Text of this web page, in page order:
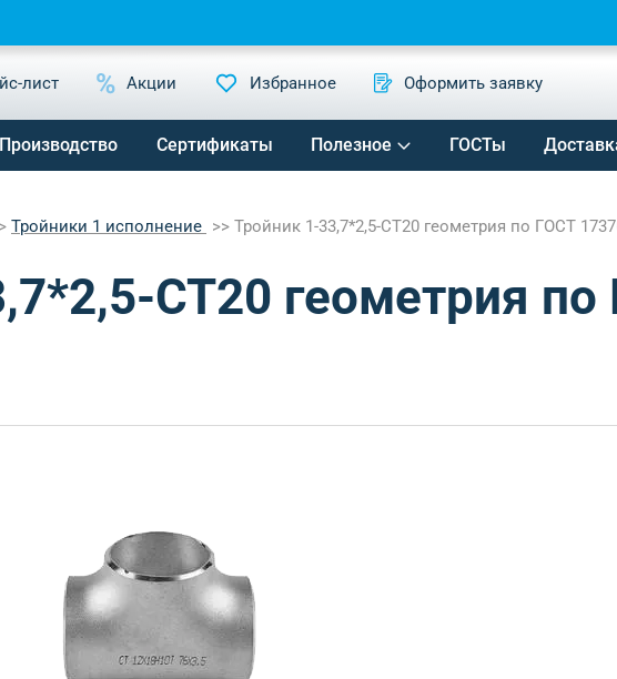
лист Акции Избранное Оформить заявку
Производство Сертификаты Полезное ГОСТы
Тройники 1 исполнение Тройник 1-33,7*2,5-СТ20 геометрия по ГОСТ
СТ20 геометрия